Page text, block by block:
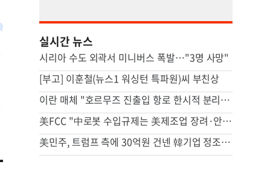
실시간 뉴스
시리아 수도 외곽서 미니버스 폭발…"3명 사망"
[부고] 이훈철(뉴스1 워싱턴 특파원)씨 부친상
이란 매체 "호르무즈 진출입 항로 한시적 분리…이후엔 중앙항로만"
美FCC "中로봇 수입규제는 美제조업 장려·안보위험 대응 목적"
美민주, 트럼프 측에 30억원 건넨 韓기업 정조준…"잠재적 뇌물"